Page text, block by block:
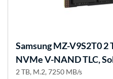
SamsungMZ-V9S2T0 2
NVMe V-NAND TLC,
2 TB, M.2, 7250 MB/s